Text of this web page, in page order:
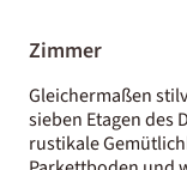
Zimmer
Gleichermaßen
sieben Etagen des
rustikale